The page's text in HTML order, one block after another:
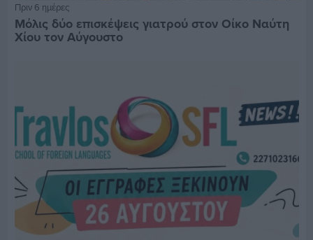
Πριν 6 ημέρες
Μόλις δύο επισκέψεις γιατρού στον Οίκο Ναύτη
Χίου τον Αύγουστο